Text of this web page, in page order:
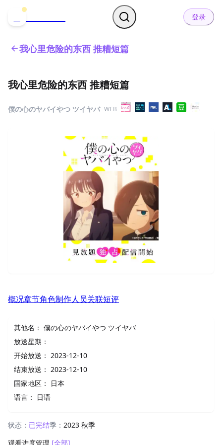
登录
我心里危险的东西 推糟短篇
我心里危险的东西 推糟短篇
僕の心のヤバイやつ ツイヤバ WEB
概况章节角色制作人员关联短评
其他名： 僕の心のヤバイやつ ツイヤバ
放送星期：
开始放送： 2023-12-10
结束放送： 2023-12-10
国家地区：
日本
语言：
日语
状态： 已完结季： 2023 秋季
观看进度管理 [全部]